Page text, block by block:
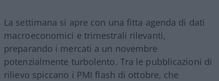
La settimana si apre con una fitta agenda di dati
macroeconomici e trimestrali rilevanti,
preparando i mercati a un novembre
potenzialmente turbolento. Tra le pubblicazioni di
rilievo spiccano i PMI flash di ottobre, che